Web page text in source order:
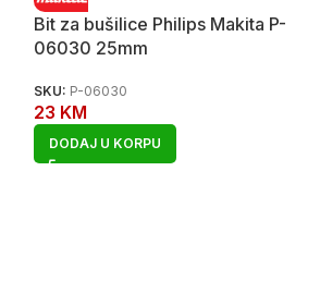
Bit za bušilice Philips Makita P-
06030 25mm
SKU: P-06030
23 KM
DODAJ U KORPU